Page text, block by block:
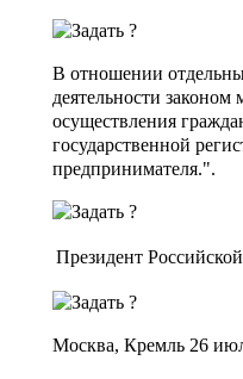
В отношении
деятельности
осуществления
государственной
предпринимателя.".
Президент
Москва, Кремль 26